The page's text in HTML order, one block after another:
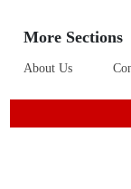
More Sections
About Us